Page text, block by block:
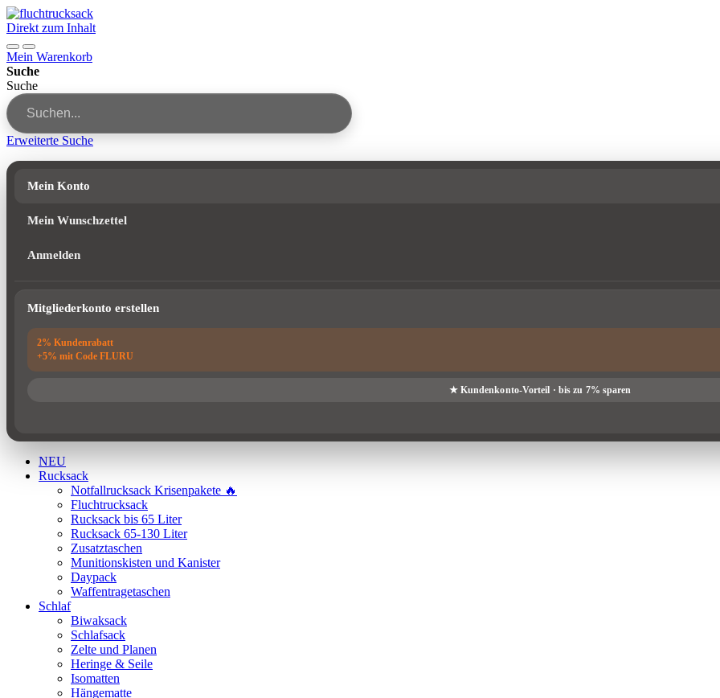
Direkt zum Inhalt
Mein Warenkorb
Suche
Suche
Erweiterte Suche
Mein Konto
Mein Wunschzettel
Anmelden
Mitgliederkonto erstellen
NEU
Rucksack
Notfallrucksack Krisenpakete 🔥
Fluchtrucksack
Rucksack bis 65 Liter
Rucksack 65-130 Liter
Zusatztaschen
Munitionskisten und Kanister
Daypack
Waffentragetaschen
Schlaf
Biwaksack
Schlafsack
Zelte und Planen
Heringe & Seile
Isomatten
Hängematte